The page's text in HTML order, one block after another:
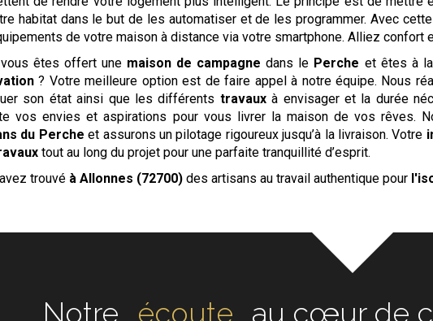
habitat dans le but de les automatiser et de les programmer. Avec cette
de votre maison à distance via votre smartphone. Alliez confort
êtes offert une maison de campagne dans le Perche et êtes à la
? Votre meilleure option est de faire appel à notre équipe. Nous
son état ainsi que les différents travauxà envisager et la durée
vos envies et aspirations pour vous livrer la maison de vos rêves.
du Percheet assurons un pilotage rigoureux jusqu’à la livraison. Votre
tout au long du projet pour une parfaite tranquillité d’esprit.
trouvé à Allonnes (72700) des artisans au travail authentique pour
Notre écoute au cœur de